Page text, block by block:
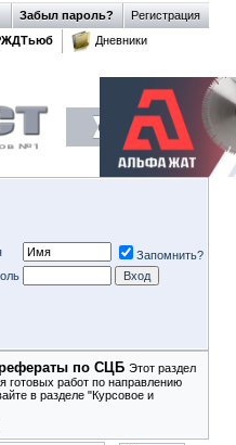
Регистрация
Забыл пароль?
Дневники
Запомнить?
по СЦБ Этот раздел
готовых работ по направлению
в разделе "Курсовое и